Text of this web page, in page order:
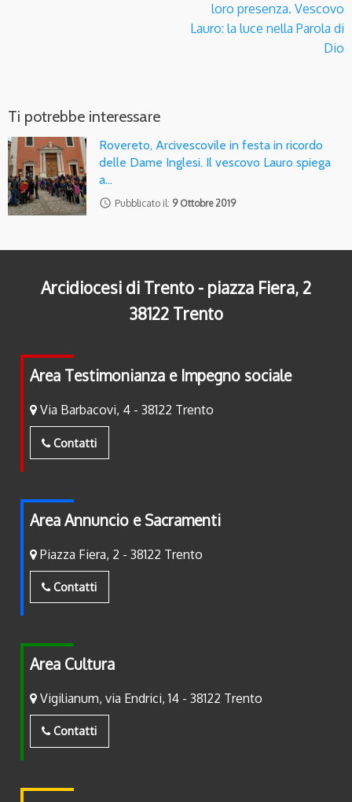
loro presenza. Vescovo
Lauro: la luce nella Parola di
Dio
Ti potrebbe interessare
Rovereto, Arcivescovile in festa in ricordo
delle Dame Inglesi. Il vescovo Lauro spiega
a…
access_time Pubblicato il: 9 Ottobre 2019
Arcidiocesi di Trento - piazza Fiera, 2
38122 Trento
Area Testimonianza e Impegno sociale
Via Barbacovi, 4 - 38122 Trento
Contatti
Area Annuncio e Sacramenti
Piazza Fiera, 2 - 38122 Trento
Contatti
Area Cultura
Vigilianum, via Endrici, 14 - 38122 Trento
Contatti